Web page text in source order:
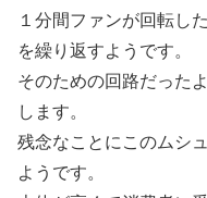
１分間ファンが回転し
を繰り返すようです。
そのための回路だった
します。
残念なことにこのムシ
ようです。